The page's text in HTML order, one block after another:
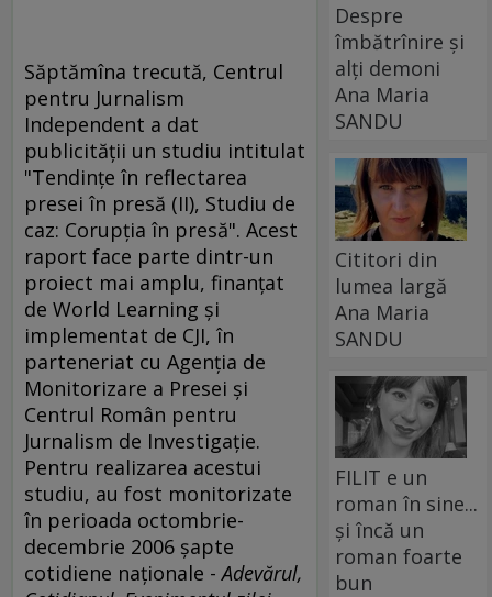
Săptămîna trecută, Centrul
pentru Jurnalism
Independent a dat
publicităţii un studiu intitulat
"Tendinţe în reflectarea
presei în presă (II), Studiu de
caz: Corupţia în presă". Acest
raport face parte dintr-un
proiect mai amplu, finanţat
de World Learning şi
implementat de CJI, în
parteneriat cu Agenţia de
Monitorizare a Presei şi
Centrul Român pentru
Jurnalism de Investigaţie.
Pentru realizarea acestui
studiu, au fost monitorizate
în perioada octombrie-
decembrie 2006 şapte
cotidiene naţionale -Adevărul,
Despre
îmbătrînire și
alți demoni
Ana Maria
SANDU
Cititori din
lumea largă
Ana Maria
SANDU
FILIT e un
roman în sine...
și încă un
roman foarte
bun